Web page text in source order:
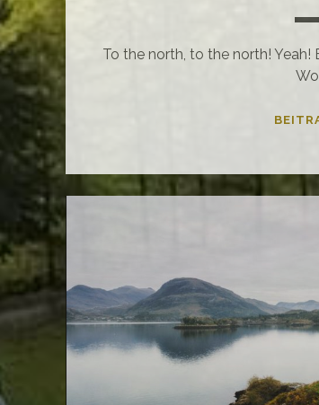
To the north, to the north! Yeah!